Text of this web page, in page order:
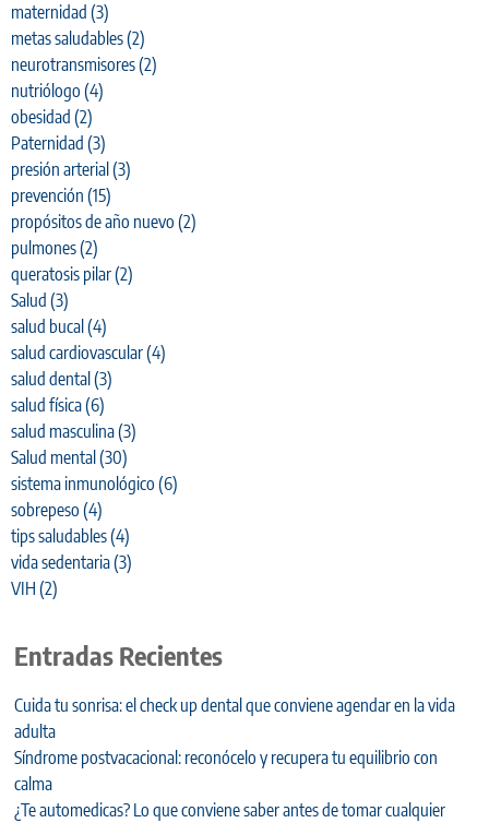
maternidad (3)
metas saludables(2)
neurotransmisores(2)
nutriólogo (4)
obesidad (2)
Paternidad (3)
presión arterial (3)
prevención (15)
propósitos de año nuevo (2)
pulmones(2)
queratosis pilar(2)
Salud (3)
salud bucal (4)
salud cardiovascular(4)
salud dental (3)
salud física(6)
salud masculina(3)
Salud mental (30)
sistema inmunológico (6)
sobrepeso (4)
tips saludables(4)
vida sedentaria(3)
VIH (2)
Entradas Recientes
Cuida tu sonrisa: el check up dental que conviene agendar en la vida
adulta
Síndrome postvacacional: reconócelo y recupera tu equilibrio con
calma
¿Te automedicas? Lo que conviene saber antes de tomar cualquier